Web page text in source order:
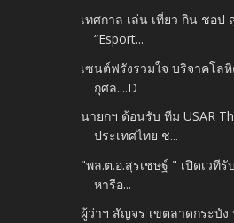
เทศกาล เล่น เที่ยว กิน ชอป
“Esport...
เซนต์ฟรังรวมใจ บริจาคโล
กุศล....D
นายกฯ ต้อนรับ ทีม USAR
ประเทศไทย ช...
"พล.ต.อ.สุรเชษฐ์ " เปิดเวที
หารือ...
ผู้ว่าฯ สัญจร เขตลาดกระบั